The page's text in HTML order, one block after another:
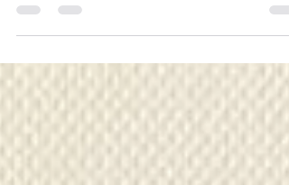
standen am 20. Juli an der Robert-Schuman-
Realschule im Mittelpunkt. Beim diesjährigen
Schüler das Klassenzimmer gegen den
Sportplatz. Ein besonderer Höhepunkt war
der Spendenlauf im Rahmen der Aktion „Schule
gegen den Hunger“. Mit großem Einsatz drehten
die Schülerinnen und Schüler Runde um
Bereits im Vorfeld hatten sie Sponsorinnen und
Sponsoren aus dem Familien-, Freundes- und